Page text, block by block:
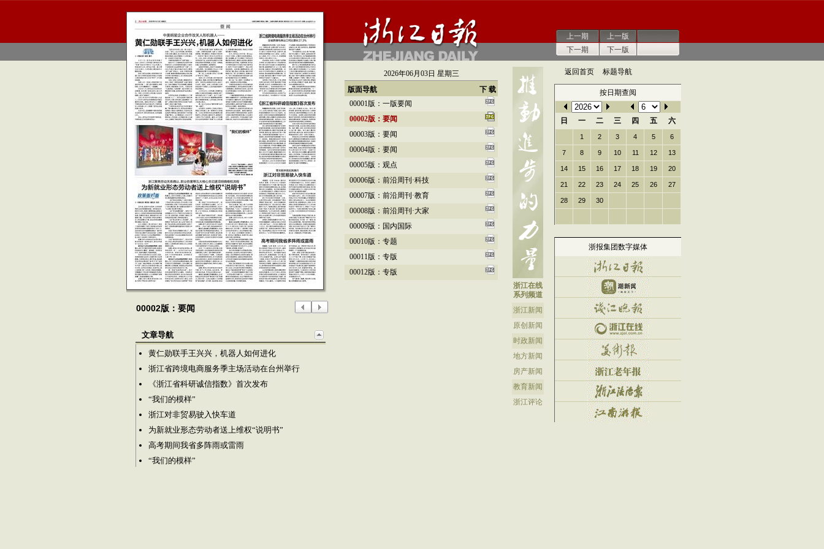
上一期
下一期
上一版
下一版
00002版：要闻
文章导航
黄仁勋联手王兴兴，机器人如何进化
浙江省跨境电商服务季主场活动在台州举行
《浙江省科研诚信指数》首次发布
“我们的模样”
浙江对非贸易驶入快车道
为新就业形态劳动者送上维权“说明书”
高考期间我省多阵雨或雷雨
“我们的模样”
2026年06月03日 星期三
版面导航
下 载
00001版：一版要闻
00002版：要闻
00003版：要闻
00004版：要闻
00005版：观点
00006版：前沿周刊·科技
00007版：前沿周刊·教育
00008版：前沿周刊·大家
00009版：国内国际
00010版：专题
00011版：专版
00012版：专版
浙江在线
系列频道
浙江新闻
原创新闻
时政新闻
地方新闻
房产新闻
教育新闻
浙江评论
返回首页 标题导航
按日期查阅
日 一 二 三 四 五 六
1 2 3 4 5 6
7 8 9 10 11 12 13
14 15 16 17 18 19 20
21 22 23 24 25 26 27
28 29 30
浙报集团数字媒体